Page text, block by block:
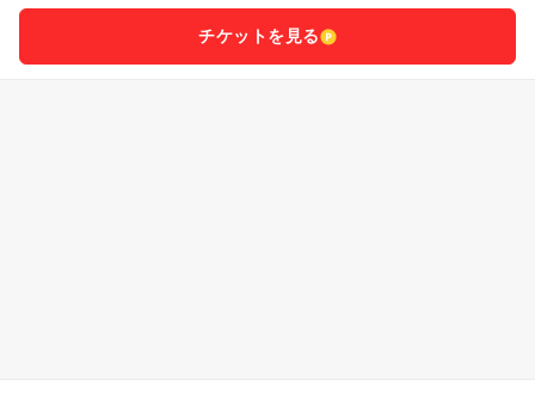
チケットを見る